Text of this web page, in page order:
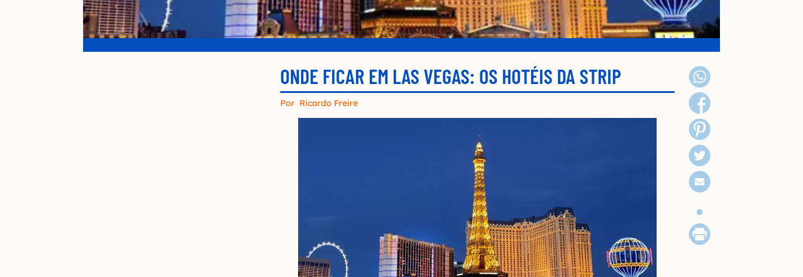
ONDE FICAR EM LAS VEGAS: OS HOTÉIS DA STRIP
Por Ricardo Freire